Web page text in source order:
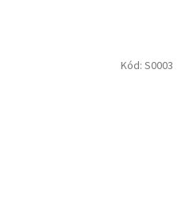
Kód: S0003